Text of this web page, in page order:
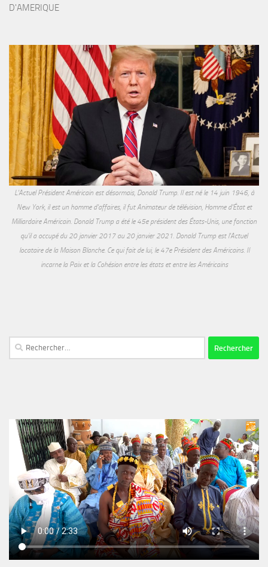
D'AMERIQUE
L'Actuel Président Américain est désormais, Donald Trump. Il est né le 14 juin 1946, à
New York, il est un homme d'affaires, il fut Animateur de télévision, Homme d'État et
Milliardaire Américain. Donald Trump a été le 45e président des États-Unis, une fonction
qu'il a occupé du 20 janvier 2017 au 20 janvier 2021. Donald Trump est l'Actuel
locataire de la Maison Blanche. Ce qui fait de lui, le 47e Président des Américains. Il
incarne la Paix et la Cohésion entre les états et entre les Américains
Rechercher :